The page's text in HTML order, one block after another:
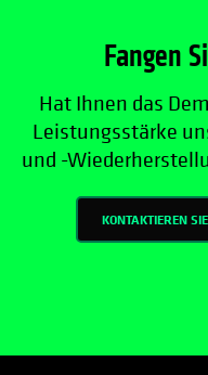
Fangen
Hat Ihnen das
Leistungsstärke
und -
KONTAKTIEREN